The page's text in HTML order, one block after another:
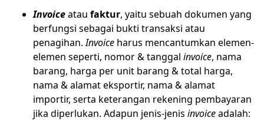
Invoiceatau faktur, yaitu sebuah dokumen yang
berfungsi sebagai bukti transaksi atau
penagihan.Invoice harus mencantumkan elemen-
elemen seperti, nomor & tanggal invoice, nama
barang, harga per unit barang & total harga,
nama & alamat eksportir, nama & alamat
importir, serta keterangan rekening pembayaran
jika diperlukan. Adapun jenis-jenis invoiceadalah: